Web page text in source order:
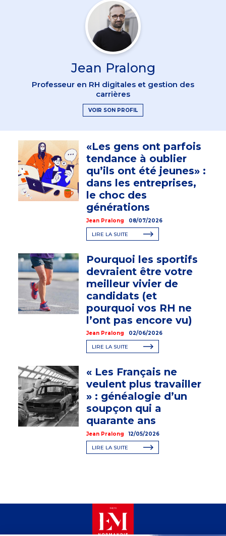
Jean Pralong
Professeur en RH digitales et gestion des
carrières
VOIR SON PROFIL
«Les gens ont parfois
tendance à oublier
qu’ils ont été jeunes» :
dans les entreprises,
le choc des
générations
Jean Pralong 08/07/2026
LIRE LA SUITE
Pourquoi les sportifs
devraient être votre
meilleur vivier de
candidats (et
pourquoi vos RH ne
l’ont pas encore vu)
Jean Pralong 02/06/2026
LIRE LA SUITE
« Les Français ne
veulent plus travailler
» : généalogie d’un
soupçon qui a
quarante ans
Jean Pralong 12/05/2026
LIRE LA SUITE